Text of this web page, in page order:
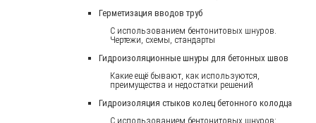
Герметизация вводов труб
С использованием бентонитовых шнуров.
Чертежи, схемы, стандарты
Гидроизоляционные шнуры для бетонных швов
Какие ещё бывают, как используются,
преимущества и недостатки решений
Гидроизоляция стыков колец бетонного колодца
С использованием бентонитовых шнуров: